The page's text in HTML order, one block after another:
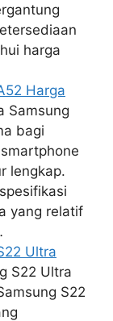
harga
Harga
Samsung
bagi
lengkap.
yang relatif
Ultra
S22 Ultra
S22